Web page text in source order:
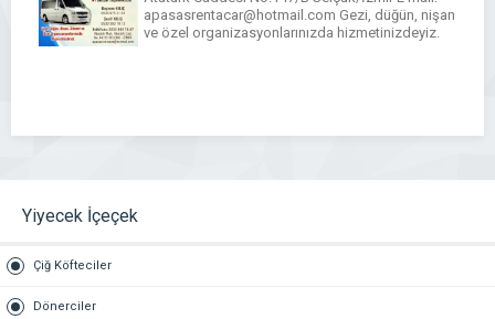
apasasrentacar@hotmail.com Gezi, düğün, nişan
ve özel organizasyonlarınızda hizmetinizdeyiz.
Yiyecek İçeçek
Çiğ Köfteciler
Dönerciler